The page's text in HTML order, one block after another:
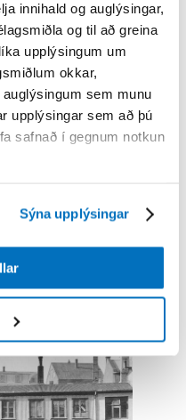
innihald og auglýsingar,
og til að greina
upplýsingum um
okkar,
sem munu
upplýsingar sem að þú
safnað í gegnum notkun
Sýna upplýsingar
í